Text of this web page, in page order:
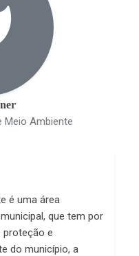
Meio Ambiente
é uma área
que tem por
proteção e
do município, a